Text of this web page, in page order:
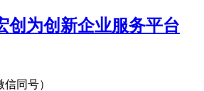
创为创新企业服务平台
信同号）